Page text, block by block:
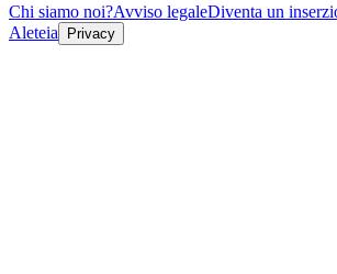
Chi siamo noi?Avviso legaleDiventa un
Aleteia
Privacy